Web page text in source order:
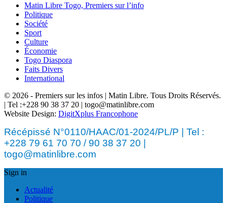
Matin Libre Togo, Premiers sur l’info
Politique
Société
Sport
Culture
Économie
Togo Diaspora
Faits Divers
International
© 2026 - Premiers sur les infos | Matin Libre. Tous Droits Réservés.
| Tel :+228 90 38 37 20 | togo@matinlibre.com
Website Design: DigitXplus Francophone
Récépissé N°0110/HAAC/01-2024/PL/P | Tel :
+228 79 61 70 70 / 90 38 37 20 |
togo@matinlibre.com
Sign in
Actualité
Politique